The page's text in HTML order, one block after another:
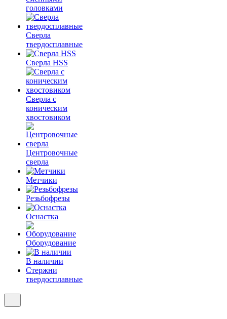
головками
Сверла
твердосплавные
Сверла HSS
Сверла с
коническим
хвостовиком
Центровочные
сверла
Метчики
Резьбофрезы
Оснастка
Оборудование
В наличии
Стержни
твердосплавные